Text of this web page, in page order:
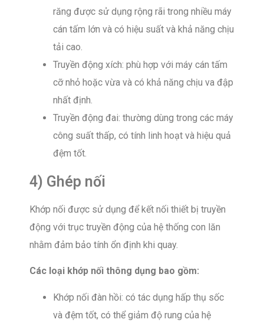
răng được sử dụng rộng rãi trong nhiều máy
cán tấm lớn và có hiệu suất và khả năng chịu
tải cao.
Truyền động xích: phù hợp với máy cán tấm
cỡ nhỏ hoặc vừa và có khả năng chịu va đập
nhất định.
Truyền động đai: thường dùng trong các máy
công suất thấp, có tính linh hoạt và hiệu quả
đệm tốt.
4) Ghép nối
Khớp nối được sử dụng để kết nối thiết bị truyền
động với trục truyền động của hệ thống con lăn
nhằm đảm bảo tính ổn định khi quay.
Các loại khớp nối thông dụng bao gồm:
Khớp nối đàn hồi: có tác dụng hấp thụ sốc
và đệm tốt, có thể giảm độ rung của hệ